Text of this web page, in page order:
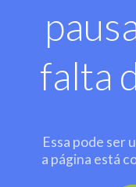
falta
Essa pode ser
a página está